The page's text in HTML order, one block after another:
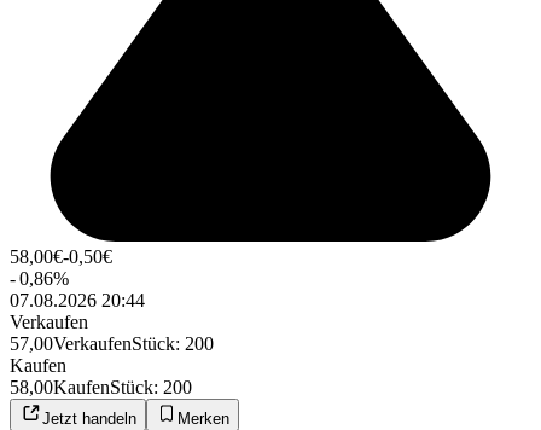
58,00€-0,50€
-0,86%
07.08.2026 20:44
Verkaufen
57,00VerkaufenStück: 200
Kaufen
58,00KaufenStück: 200
Jetzt handeln Merken